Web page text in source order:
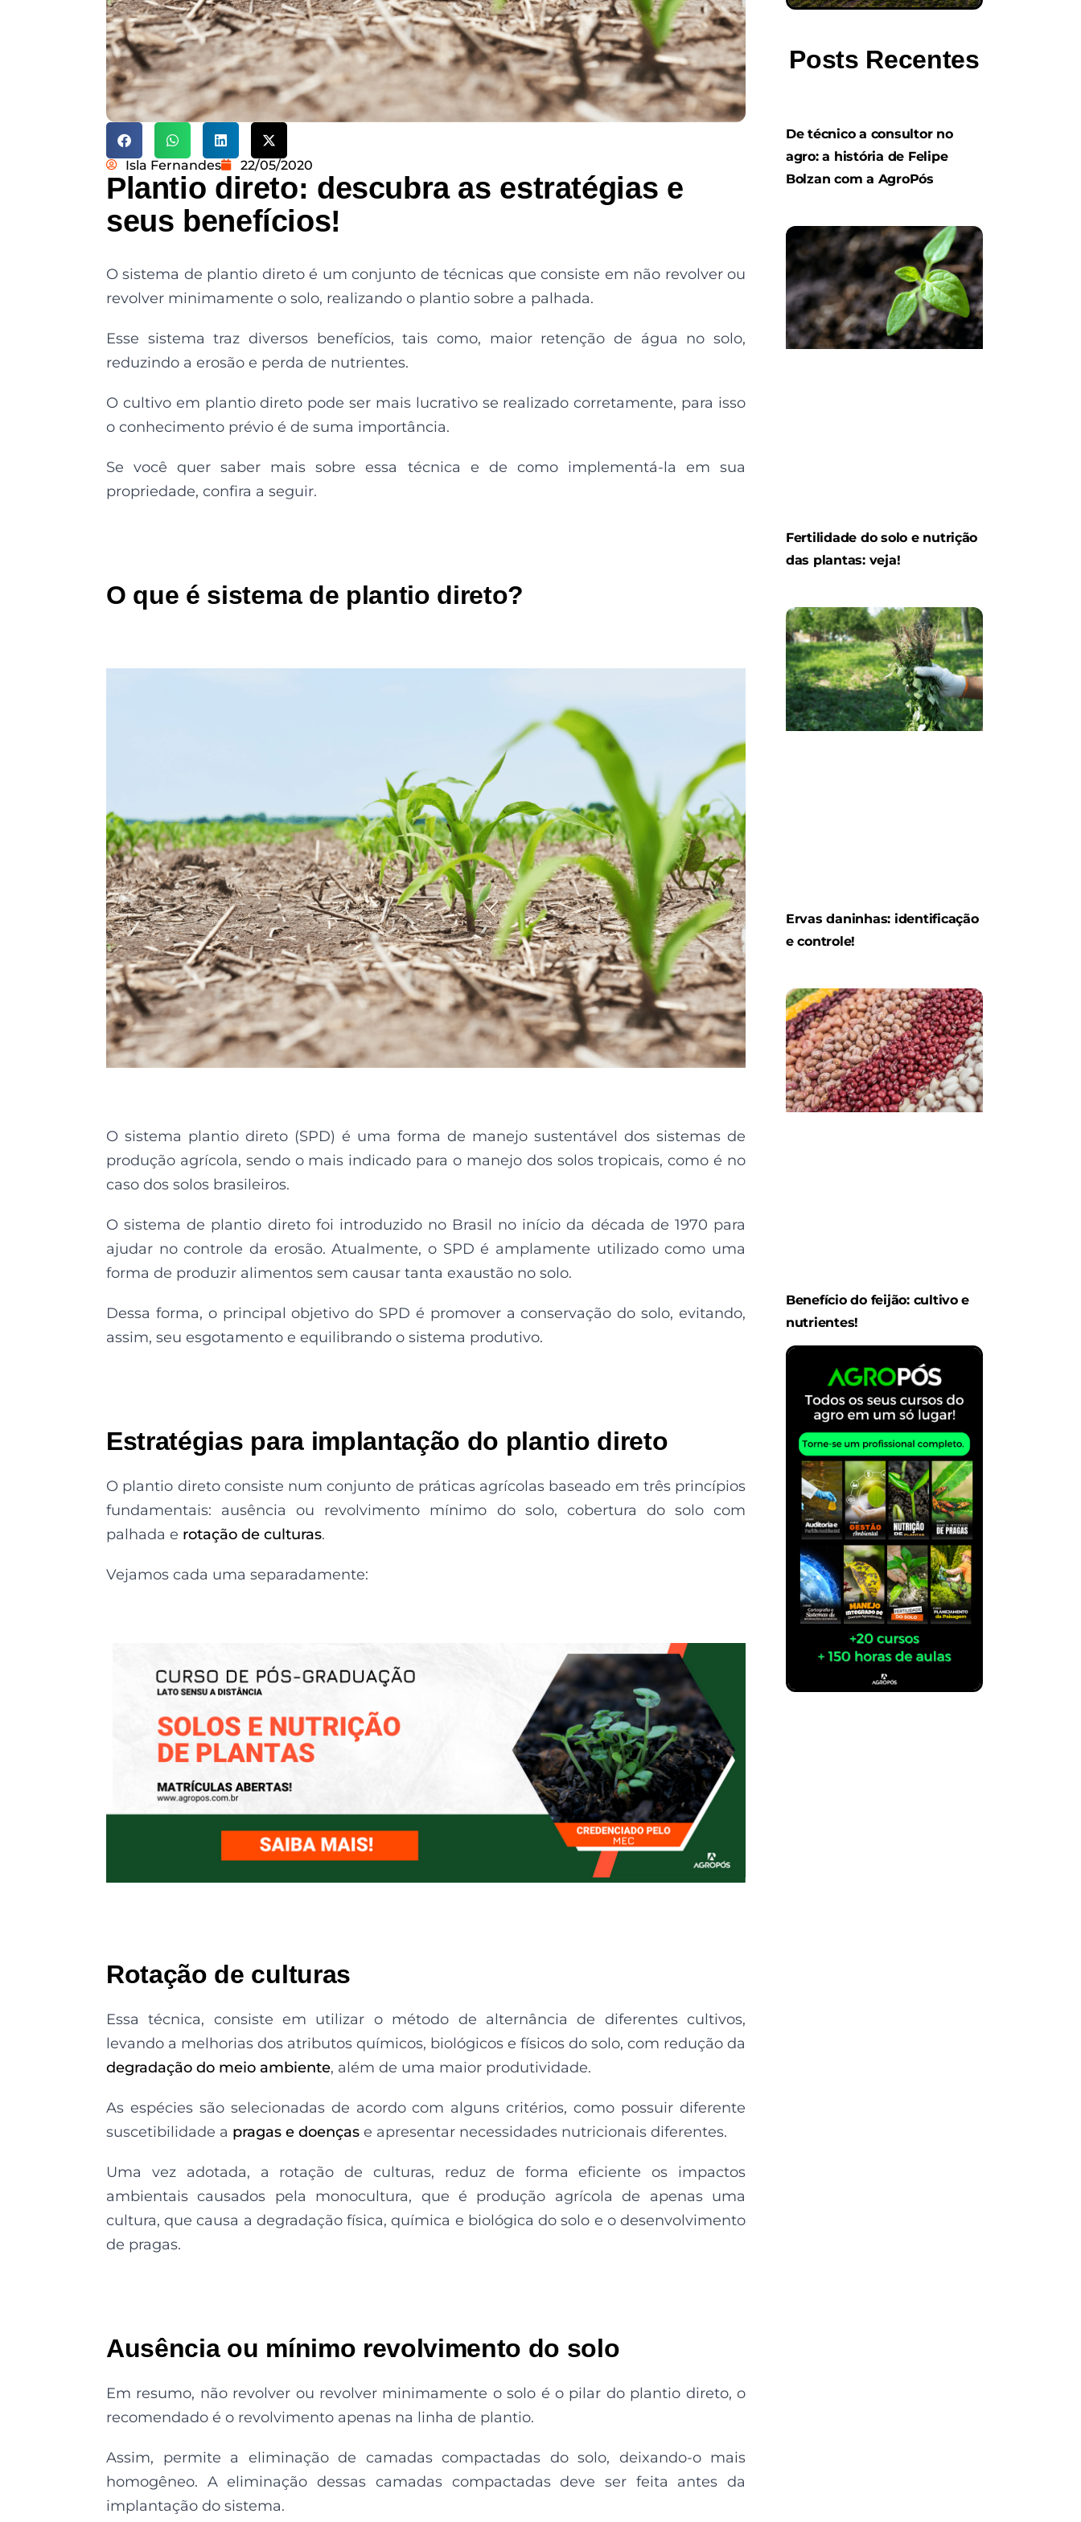
Isla Fernandes 22/05/2020
Plantio direto: descubra as estratégias e
seus benefícios!
O sistema de plantio direto é um conjunto de técnicas que consiste em não revolver ou
revolver minimamente o solo, realizando o plantio sobre a palhada.
Esse sistema traz diversos benefícios, tais como, maior retenção de água no solo,
reduzindo a erosão e perda de nutrientes.
O cultivo em plantio direto pode ser mais lucrativo se realizado corretamente, para isso
o conhecimento prévio é de suma importância.
Se você quer saber mais sobre essa técnica e de como implementá-la em sua
propriedade, confira a seguir.
O que é sistema de plantio direto?
O sistema plantio direto (SPD) é uma forma de manejo sustentável dos sistemas de
produção agrícola, sendo o mais indicado para o manejo dos solos tropicais, como é no
caso dos solos brasileiros.
O sistema de plantio direto foi introduzido no Brasil no início da década de 1970 para
ajudar no controle da erosão. Atualmente, o SPD é amplamente utilizado como uma
forma de produzir alimentos sem causar tanta exaustão no solo.
Dessa forma, o principal objetivo do SPD é promover a conservação do solo, evitando,
assim, seu esgotamento e equilibrando o sistema produtivo.
Estratégias para implantação do plantio direto
O plantio direto consiste num conjunto de práticas agrícolas baseado em três princípios
fundamentais: ausência ou revolvimento mínimo do solo, cobertura do solo com
palhada e rotação de culturas.
Vejamos cada uma separadamente:
Rotação de culturas
Essa técnica, consiste em utilizar o método de alternância de diferentes cultivos,
levando a melhorias dos atributos químicos, biológicos e físicos do solo, com redução da
degradação do meio ambiente, além de uma maior produtividade.
As espécies são selecionadas de acordo com alguns critérios, como possuir diferente
suscetibilidade a pragas e doenças e apresentar necessidades nutricionais diferentes.
Uma vez adotada, a rotação de culturas, reduz de forma eficiente os impactos
ambientais causados pela monocultura, que é produção agrícola de apenas uma
cultura, que causa a degradação física, química e biológica do solo e o desenvolvimento
de pragas.
Ausência ou mínimo revolvimento do solo
Em resumo, não revolver ou revolver minimamente o solo é o pilar do plantio direto, o
recomendado é o revolvimento apenas na linha de plantio.
Assim, permite a eliminação de camadas compactadas do solo, deixando-o mais
homogêneo. A eliminação dessas camadas compactadas deve ser feita antes da
implantação do sistema.
Posts Recentes
De técnico a consultor no
agro: a história de Felipe
Bolzan com a AgroPós
Fertilidade do solo e nutrição
das plantas: veja!
Ervas daninhas: identificação
e controle!
Benefício do feijão: cultivo e
nutrientes!